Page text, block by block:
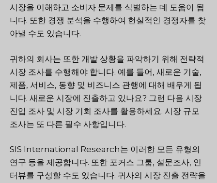
시장을 이해하고 소비자 문제를 식별하는 데 도움이 됩
니다. 또한 경쟁 분석을 수행하여 현실적인 경쟁자를 찾
아낼 수도 있습니다.
귀하의 회사는 또한 개발 상황을 파악하기 위해 전략적
시장 조사를 수행해야 합니다. 예를 들어, 새로운 기술,
제품, 서비스, 동향 및 비즈니스 관행에 대해 배우게 됩
니다. 새로운 시장에 진출하고 있나요? 그런 다음 시장
진입 조사 및 시장 기회 조사를 활용하세요. 시장 규모
조사는 또 다른 필수 사항입니다.
SIS International Research는 이러한 모든 유형의
연구 등을 제공합니다. 또한 포커스 그룹, 설문조사, 인
터뷰를 구성할 수도 있습니다. 귀사의 시장 진출 전략을